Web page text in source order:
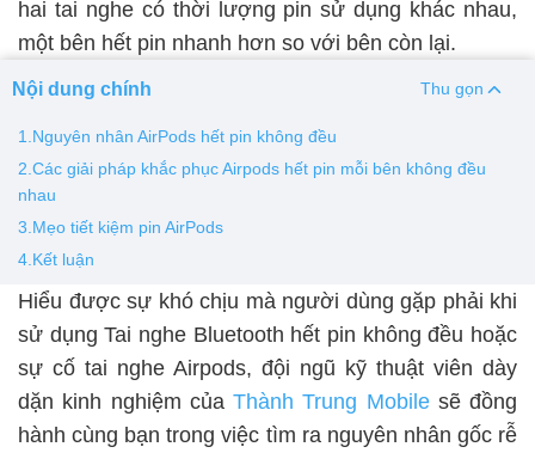
Màn hình Google Pixel
Thay pin
hai tai nghe có thời lượng pin sử dụng khác nhau,
một bên hết pin nhanh hơn so với bên còn lại.
Nội dung chính Thu gọn
1.Nguyên nhân AirPods hết pin không đều
2.Các giải pháp khắc phục Airpods hết pin mỗi bên không đều
nhau
3.Mẹo tiết kiệm pin AirPods
4.Kết luận
Hiểu được sự khó chịu mà người dùng gặp phải khi
sử dụng Tai nghe Bluetooth hết pin không đều hoặc
sự cố tai nghe Airpods, đội ngũ kỹ thuật viên dày
dặn kinh nghiệm của Thành Trung Mobilesẽ đồng
hành cùng bạn trong việc tìm ra nguyên nhân gốc rễ